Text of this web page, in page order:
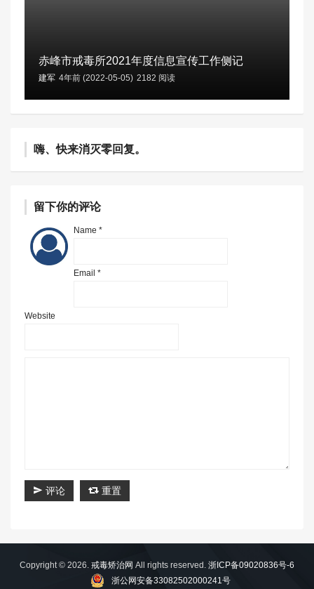
赤峰市戒毒所2021年度信息宣传工作侧记
建军 4年前 (2022-05-05) 2182 阅读
嗨、快来消灭零回复。
留下你的评论
Name *
Email *
Website
评论 重置
Copyright © 2026. 戒毒矫治网 All rights reserved. 浙ICP备09020836号-6
浙公网安备33082502000241号